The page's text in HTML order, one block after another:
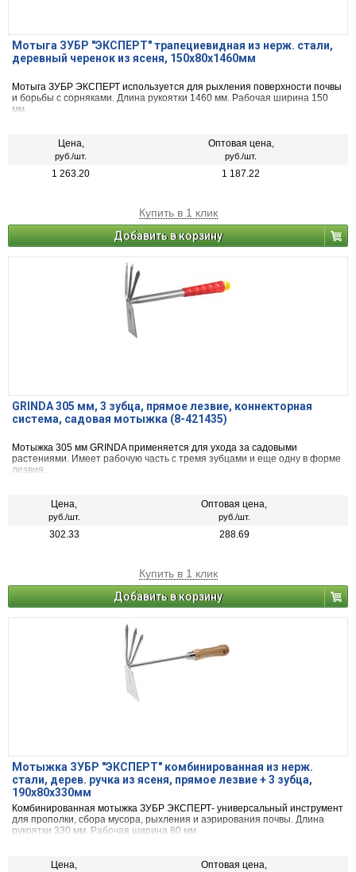
Мотыга ЗУБР "ЭКСПЕРТ" трапециевидная из нерж. стали,
деревный черенок из ясеня, 150х80х1460мм
Мотыга ЗУБР ЭКСПЕРТ используется для рыхления поверхности почвы
и борьбы с сорняками. Длина рукоятки 1460 мм. Рабочая ширина 150
мм.
Цена,
руб./шт.
Оптовая цена,
руб./шт.
1 263.20 1 187.22
Купить в 1 клик
Добавить в корзину
GRINDA 305 мм, 3 зубца, прямое лезвие, коннекторная
система, садовая мотыжка (8-421435)
Мотыжка 305 мм GRINDA применяется для ухода за садовыми
растениями. Имеет рабочую часть с тремя зубцами и еще одну в форме
лезвия.
Цена,
руб./шт.
Оптовая цена,
руб./шт.
302.33 288.69
Купить в 1 клик
Добавить в корзину
Мотыжка ЗУБР "ЭКСПЕРТ" комбинированная из нерж.
стали, дерев. ручка из ясеня, прямое лезвие + 3 зубца,
190х80х330мм
Комбинированная мотыжка ЗУБР ЭКСПЕРТ- универсальный инструмент
для прополки, сбора мусора, рыхления и аэрирования почвы. Длина
рукоятки 330 мм. Рабочая ширина 80 мм.
Цена, Оптовая цена,